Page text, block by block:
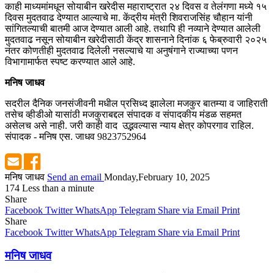
काही माध्यमांमधून सोयाबीन खरेदीस महाराष्ट्रात २४ दिवस व तेलंगणा मध्ये १५
दिवस मुदतवाढ देण्यात आल्याचे मा. केंद्रीय मंत्री शिवराजसिंह चौहान यांनी
सांगितल्याची बातमी आज देण्यात आली आहे. तथापि ही नव्याने देण्यात आलेली
मुदतवाढ नसून सोयाबीन खरेदीसाठी केंद्र शासनाने दिनांक ६ फेब्रुवारी २०२५
नंतर कोणतीही मुदतवाढ दिलेली नसल्याचे या अनुषंगाने राज्याच्या पणन
विभागामार्फत स्पष्ट करण्यात आले आहे.
मनिष जाधव
सदरील दैनिक जनसंजीवनी मधील प्रसिध्द झालेला मजकुर बातम्या व जाहिराती
तसेच व्हीडीओ यासांठी मजकुराबद्दल संपादक व संपादकीय मंडळ सहमत
असेलच असे नाही. जरी काही वाद उद्भवल्यास न्याय क्षेत्र कोपरगाव राहिल.
संपादक - मनिष एस. जाधव 9823752964
मनिष जाधव Send an email Monday,February 10, 2025
174 Less than a minute
Share
Facebook Twitter WhatsApp Telegram Share via Email Print
Share
Facebook Twitter WhatsApp Telegram Share via Email Print
मनिष जाधव